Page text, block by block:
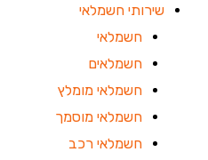
שירותי חשמלאי
חשמלאי
חשמלאים
חשמלאי מומלץ
חשמלאי מוסמך
חשמלאי רכב